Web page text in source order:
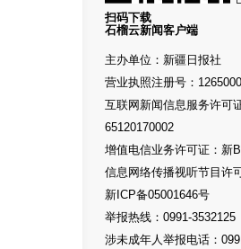
扫码下载
石榴云新闻客户端
主办单位：新疆日报社
营业执照注册号：
互联网新闻信息服务许可
65120170002
增值电信业务许可证：新
信息网络传播视听节目许
新ICP备05001646号
举报热线：0991-3532125
涉未成年人举报电话：